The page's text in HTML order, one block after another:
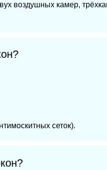
воздушных камер,
сеток).